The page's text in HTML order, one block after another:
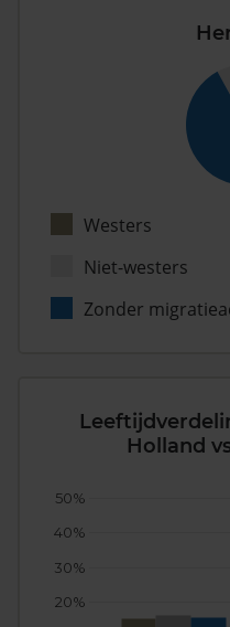
Westers
Niet-westers
Zonder
Holland
20%
30%
40%
50%